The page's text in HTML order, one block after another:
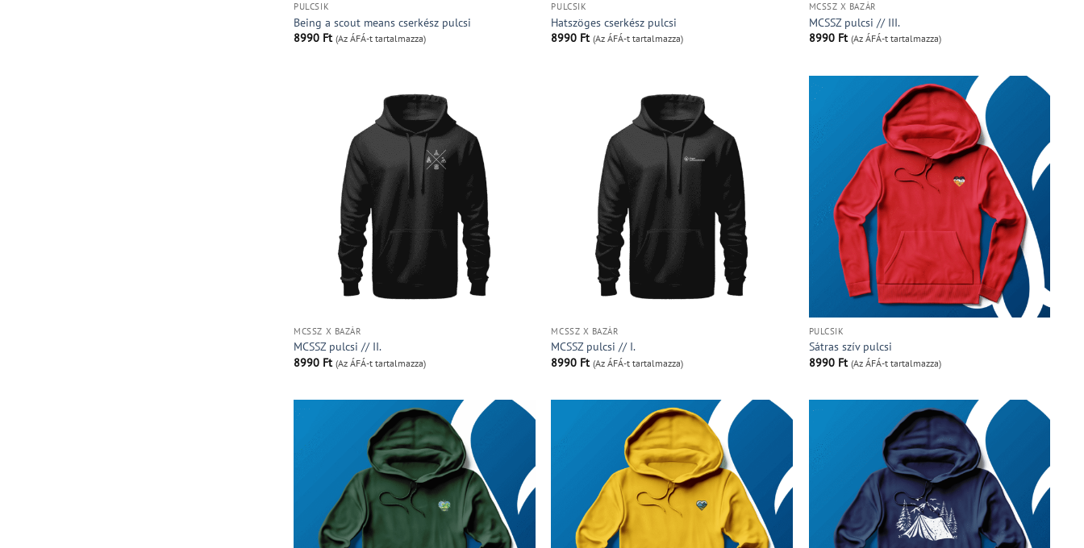
PULCSIK
Being a scout means cserkész pulcsi
8990 Ft (Az ÁFÁ-t tartalmazza)
PULCSIK
Hatszöges cserkész pulcsi
8990 Ft (Az ÁFÁ-t tartalmazza)
MCSSZ X BAZÁR
MCSSZ pulcsi // III.
8990 Ft (Az ÁFÁ-t tartalmazza)
MCSSZ X BAZÁR
MCSSZ pulcsi // II.
8990 Ft (Az ÁFÁ-t tartalmazza)
MCSSZ X BAZÁR
MCSSZ pulcsi // I.
8990 Ft (Az ÁFÁ-t tartalmazza)
PULCSIK
Sátras szív pulcsi
8990 Ft (Az ÁFÁ-t tartalmazza)